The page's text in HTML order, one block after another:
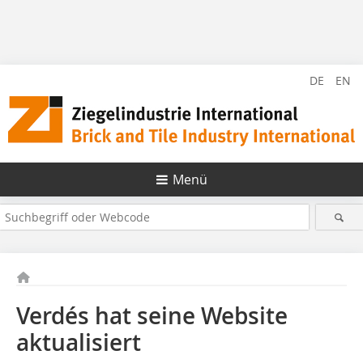
DE EN
Menü
Verdés hat seine Website
aktualisiert